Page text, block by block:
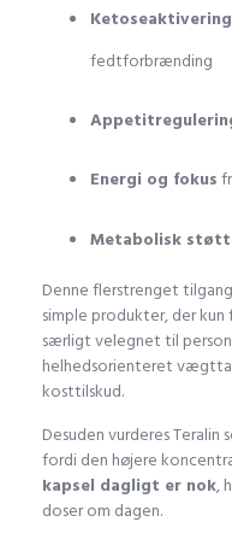
fedtforbrænding
Energi og fokus
Metabolisk
Denne flerstrenget
simple produkter, der
særligt velegnet til
helhedsorienteret
kosttilskud.
Desuden vurderes
fordi den højere
kapsel dagligt er nok,
doser om dagen.